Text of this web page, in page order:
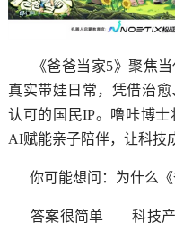
《爸爸当家5》聚焦
真实带娃日常，凭借治
认可的国民IP。噜咔博
AI赋能亲子陪伴，让科技
你可能想问：为什么
答案很简单——科技产